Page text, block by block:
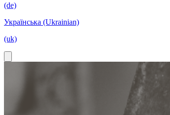
(de)
Українська (Ukrainian)
(uk)